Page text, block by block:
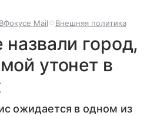
ВФокусе Mail Внешняя политика
город,
утонет в
ожидается в одном из